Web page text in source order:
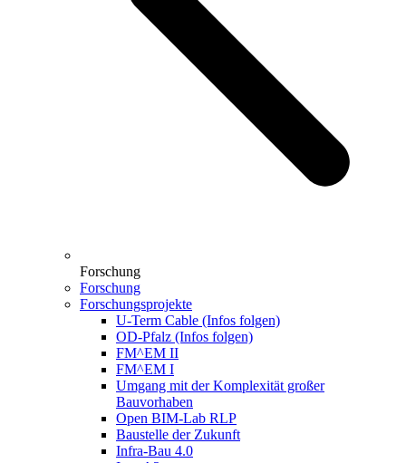
Forschung
Forschung
Forschungsprojekte
U-Term Cable (Infos folgen)
OD-Pfalz (Infos folgen)
FM^EM II
FM^EM I
Umgang mit der Komplexität großer
Bauvorhaben
Open BIM-Lab RLP
Baustelle der Zukunft
Infra-Bau 4.0